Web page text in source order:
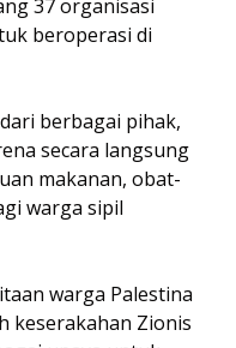
37 organisasi
beroperasi di
berbagai pihak,
secara langsung
makanan, obat-
warga sipil
warga Palestina
keserakahan Zionis